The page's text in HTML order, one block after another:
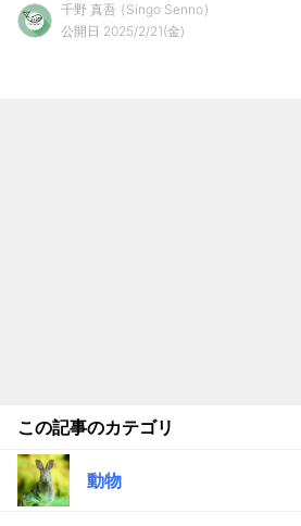
千野 真吾
Singo Senno
公開日 2025/2/21(金)
この記事のカテゴリ
動物